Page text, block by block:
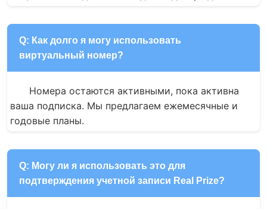
Q: Как долго я могу использовать
виртуальный номер?
Номера остаются активными, пока активна
ваша подписка. Мы предлагаем ежемесячные и
годовые планы.
Q: Могу ли я использовать это для
подтверждения учетной записи Real Prize?